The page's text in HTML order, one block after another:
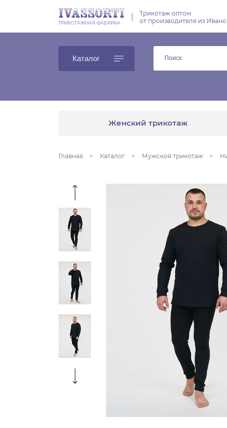
ТРИКОТАЖНАЯ ФАБРИКА
Трикотаж оптом
от производителя из
Каталог
Женский трикотаж
Главная Каталог Мужской трикотаж